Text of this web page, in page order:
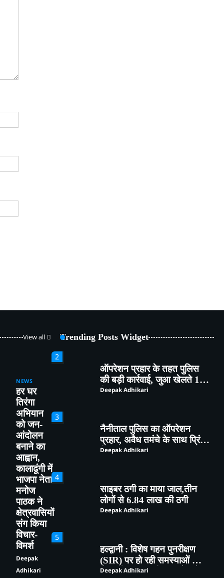
View all
NEWS
हर घर
तिरंगा
अभियान
को जन-
आंदोलन
बनाने का
आह्वान,
कालाढूंगी में
भाजपा नेता
मनोज
पाठक ने
क्षेत्रवासियों
संग किया
विचार-
विमर्श
Deepak
Adhikari
Trending Posts Widget
76 वर्षीय महिला निकली कोरोना
2
ऑपरेशन प्रहार के तहत पुलिस
की बड़ी कार्रवाई, जुआ खेलते 13
गिरफ्तार,रु०58950 नकद बरामद
Deepak Adhikari
3
नैनीताल पुलिस का ऑपरेशन
प्रहार, अवैध तमंचे के साथ प्रिंस
गिरफ्तार
Deepak Adhikari
4
साइबर ठगी का माया जाल,तीन
लोगों से 6.84 लाख की ठगी
Deepak Adhikari
5
हल्द्वानी : विशेष गहन पुनरीक्षण
(SIR) पर हो रही समस्याओं को
लेकर विधायक सुमित हृदयेश ने
Deepak Adhikari